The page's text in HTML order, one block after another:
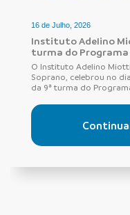
16 de Julho, 2026
Instituto Adelino
turma do Programa
O Instituto Adelino
Soprano, celebrou no
da 9ª turma do